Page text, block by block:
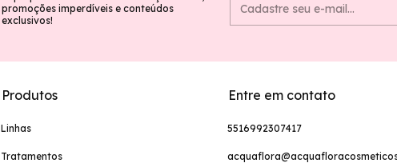
promoções imperdíveis e conteúdos
exclusivos!
Produtos
Linhas
Tratamentos
Entre em contato
5516992307417